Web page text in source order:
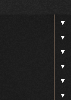
▼
▼
▼
▼
▼
▼